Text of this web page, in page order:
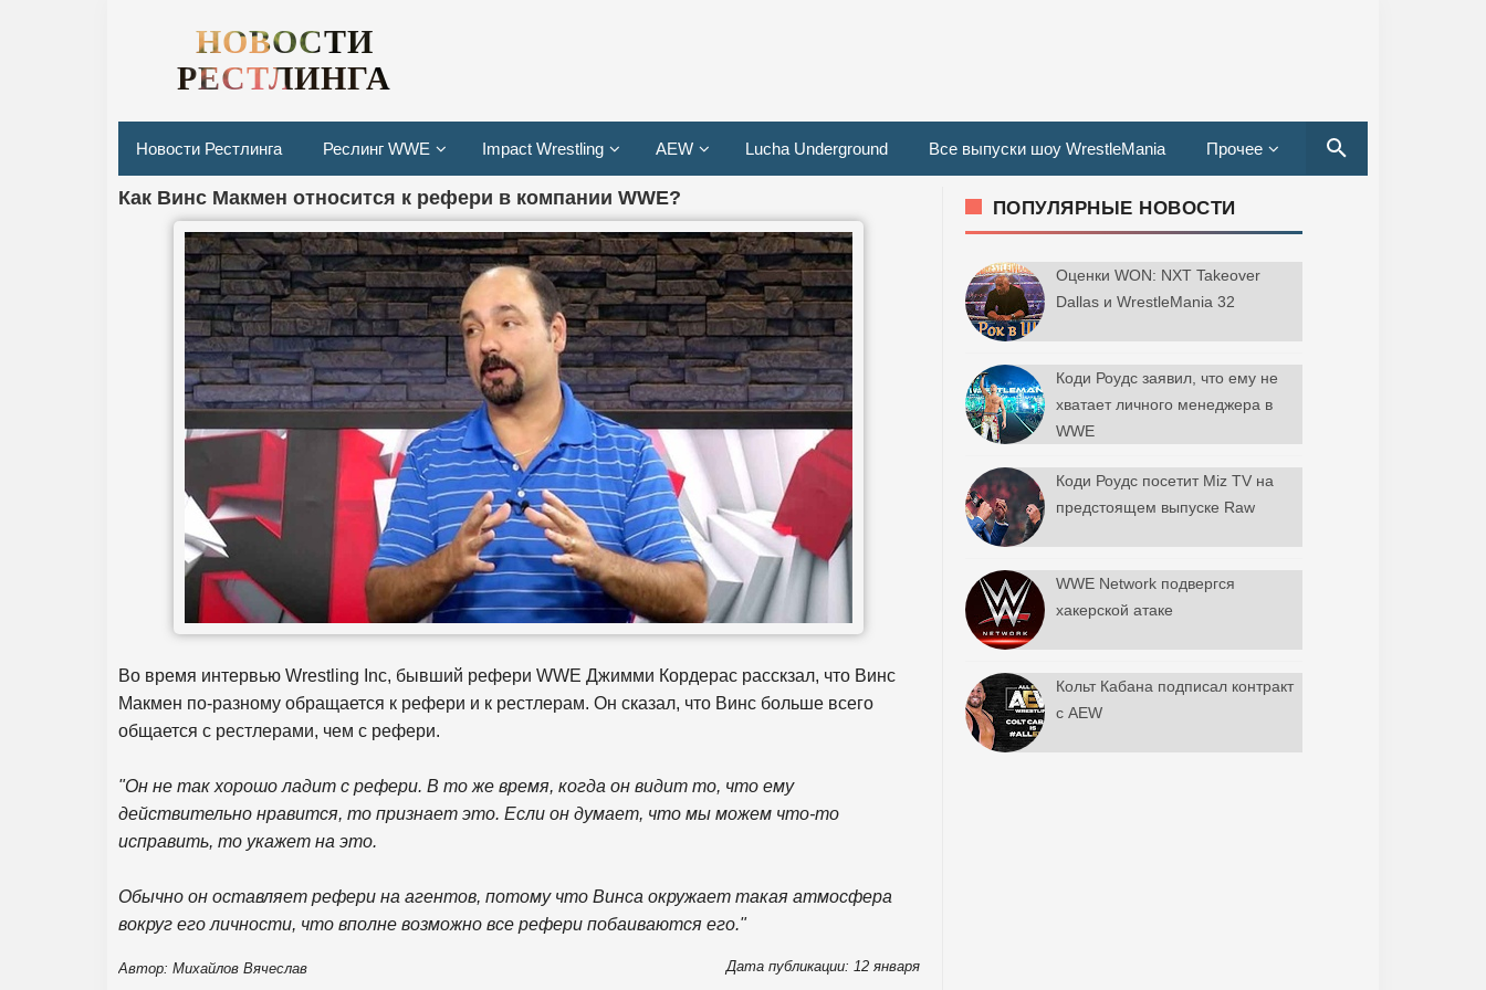
НОВОСТИ
РЕСТЛИНГА
Новости Рестлинга Реслинг WWE Impact Wrestling AEW Lucha Underground Все выпуски шоу WrestleMania Прочее
Как Винс Макмен относится к рефери в компании WWE?
Во время интервью Wrestling Inc, бывший рефери WWE Джимми Кордерас расскзал, что Винс
Макмен по-разному обращается к рефери и к рестлерам. Он сказал, что Винс больше всего
общается с рестлерами, чем с рефери.
"Он не так хорошо ладит с рефери. В то же время, когда он видит то, что ему
действительно нравится, то признает это. Если он думает, что мы можем что-то
исправить, то укажет на это.
Обычно он оставляет рефери на агентов, потому что Винса окружает такая атмосфера
вокруг его личности, что вполне возможно все рефери побаиваются его."
Автор: Михайлов Вячеслав Дата публикации: 12 января
ПОПУЛЯРНЫЕ НОВОСТИ
Оценки WON: NXT Takeover
Dallas и WrestleMania 32
Коди Роудс заявил, что ему не
хватает личного менеджера в
WWE
Коди Роудс посетит Miz TV на
предстоящем выпуске Raw
WWE Network подвергся
хакерской атаке
Кольт Кабана подписал контракт
с AEW